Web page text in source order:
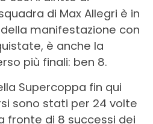
di Max Allegri è in
manifestazione con
è anche la
più finali: ben 8.
Supercoppa fin qui
sono stati per 24 volte
fronte di 8 successi dei